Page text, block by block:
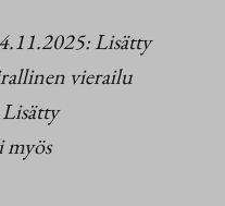
Lisätty
vierailu
Lisätty